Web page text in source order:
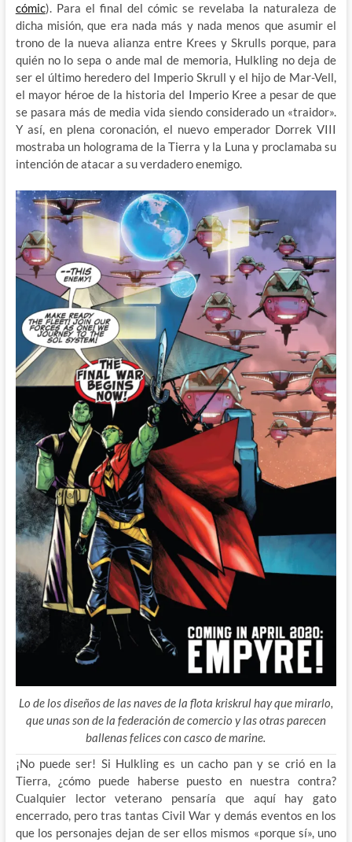
cómic). Para el final del cómic se revelaba la naturaleza de
dicha misión, que era nada más y nada menos que asumir el
trono de la nueva alianza entre Krees y Skrulls porque, para
quién no lo sepa o ande mal de memoria, Hulkling no deja de
ser el último heredero del Imperio Skrull y el hijo de Mar-Vell,
el mayor héroe de la historia del Imperio Kree a pesar de que
se pasara más de media vida siendo considerado un «traidor».
Y así, en plena coronación, el nuevo emperador Dorrek VIII
mostraba un holograma de la Tierra y la Luna y proclamaba su
intención de atacar a su verdadero enemigo.
Lo de los diseños de las naves de la flota kriskrul hay que mirarlo,
que unas son de la federación de comercio y las otras parecen
ballenas felices con casco de marine.
¡No puede ser! Si Hulkling es un cacho pan y se crió en la
Tierra, ¿cómo puede haberse puesto en nuestra contra?
Cualquier lector veterano pensaría que aquí hay gato
encerrado, pero tras tantas Civil War y demás eventos en los
que los personajes dejan de ser ellos mismos «porque sí», uno